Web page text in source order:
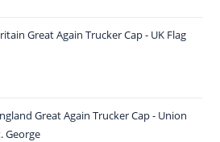
Great Again Trucker Cap - UK Flag
Great Again Trucker Cap - Union
George